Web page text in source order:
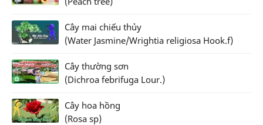
Cây mai chiếu thủy
(Water Jasmine/Wrightia religiosa Hook.f)
Cây thường sơn
(Dichroa febrifuga Lour.)
Cây hoa hồng
(Rosa sp)